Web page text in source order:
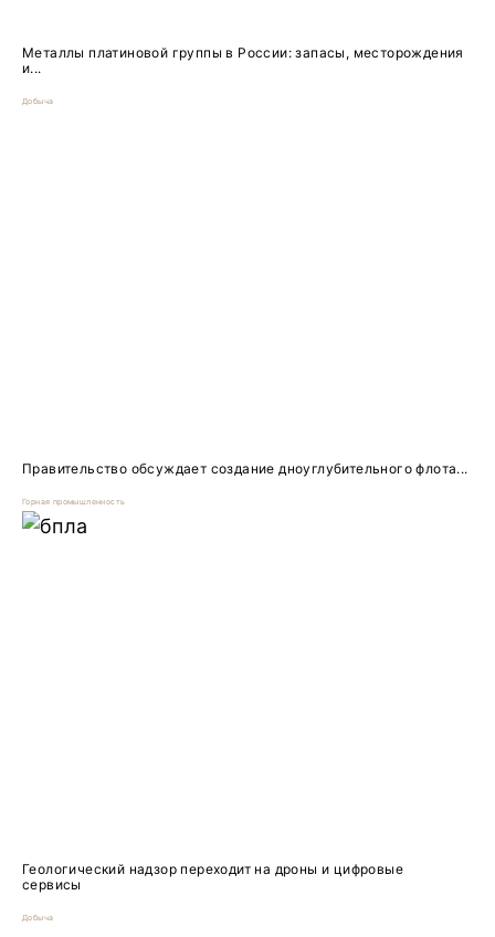
Металлы платиновой группы в России: запасы, месторождения
и...
Добыча
Правительство обсуждает создание дноуглубительного флота...
Горная промышленность
Геологический надзор переходит на дроны и цифровые
сервисы
Добыча